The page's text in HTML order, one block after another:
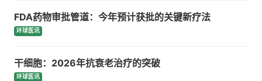
FDA药物审批管道：今年预计获批的关键新疗法
环球医讯
干细胞：2026年抗衰老治疗的突破
环球医讯